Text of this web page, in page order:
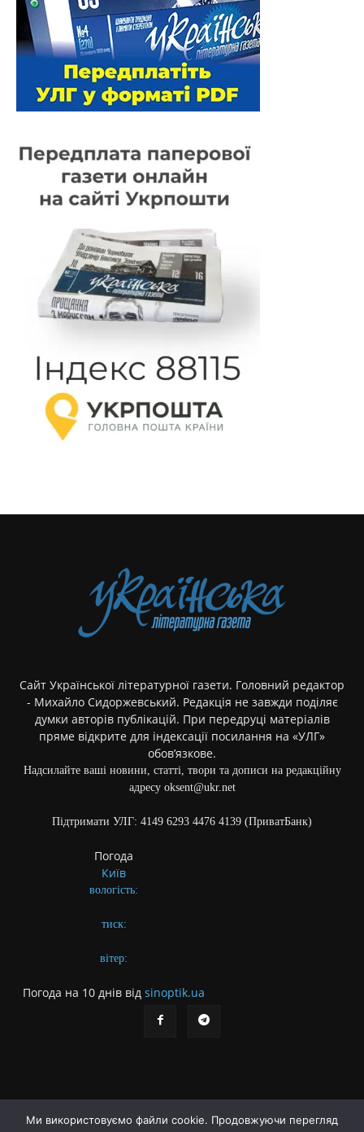
Сайт Української літературної газети. Головний редактор
- Михайло Сидоржевський. Редакція не завжди поділяє
думки авторів публікацій. При передруці матеріалів
пряме відкрите для індексації посилання на «УЛГ»
обов’язкове.
Надсилайте ваші новини, статті, твори та дописи на редакційну
адресу oksent@ukr.net
Підтримати УЛГ: 4149 6293 4476 4139 (ПриватБанк)
Погода
Київ
вологість:
тиск:
вітер:
Погода на 10 днів від sinoptik.ua
Ми використовуємо файли cookie. Продовжуючи перегляд